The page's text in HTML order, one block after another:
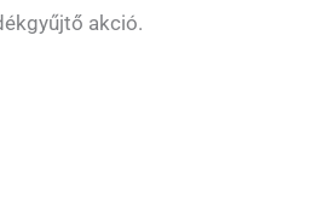
akció.